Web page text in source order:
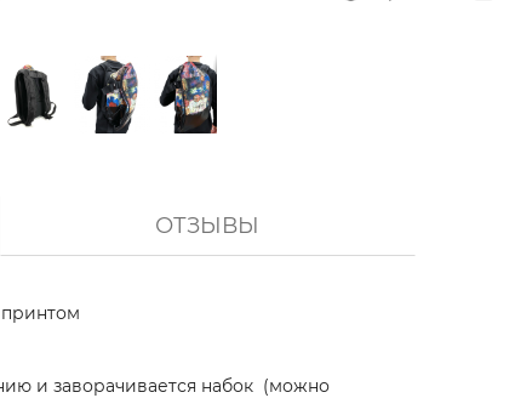
ОТЗЫВЫ
и заворачивается набок (можно